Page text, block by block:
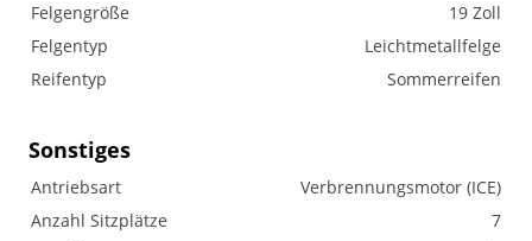
Felgengröße
19 Zoll
Felgentyp
Leichtmetallfelge
Reifentyp
Sommerreifen
Sonstiges
Antriebsart
Verbrennungsmotor (ICE)
Anzahl Sitzplätze
7